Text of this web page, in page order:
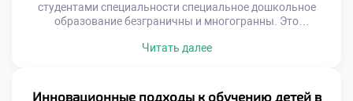
студентами специальности специальное дошкольное
образование безграничны и многогранны. Это
будущего педагога. Проектная деятельность связывает
формирует уверенность в собственных силах. Учебный
Читать далее
Инновационные подходы к обучению детей в